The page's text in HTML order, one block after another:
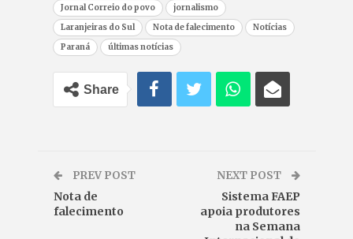
Jornal Correio do povo
jornalismo
Laranjeiras do Sul
Nota de falecimento
Notícias
Paraná
últimas notícias
Share
PREV POST
Nota de
falecimento
NEXT POST
Sistema FAEP
apoia produtores
na Semana